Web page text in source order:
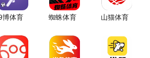
博体育 蜘蛛体育 山猫体育